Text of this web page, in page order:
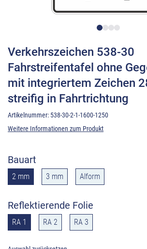
Verkehrszeichen 538-30
Fahrstreifentafel ohne
mit integriertem Zeichen
streifig in Fahrtrichtung
Artikelnummer: 538-30-2-1-1600-1250
Weitere Informationen zum Produkt
Bauart
2 mm 3 mm Alform
Reflektierende Folie
RA 1 RA 2 RA 3